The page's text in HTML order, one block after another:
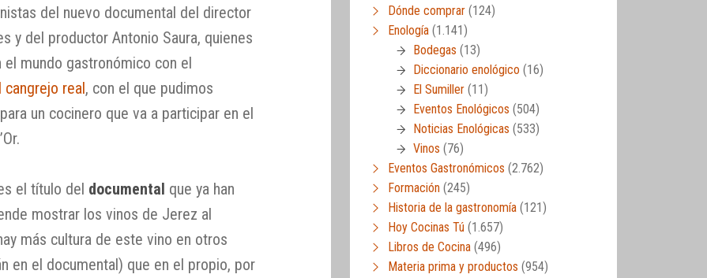
del nuevo documental del director
y del productor Antonio Saura, quienes
mundo gastronómico con el
cangrejo real, con el que pudimos
un cocinero que va a participar en el
el título del documental que ya han
mostrar los vinos de Jerez al
más cultura de este vino en otros
en el documental) que en el propio, por
Dónde comprar (124)
Enología (1.141)
Bodegas (13)
Diccionario enológico (16)
El Sumiller (11)
Eventos Enológicos (504)
Noticias Enológicas (533)
Vinos (76)
Eventos Gastronómicos (2.762)
Formación (245)
Historia de la gastronomía (121)
Hoy Cocinas Tú (1.657)
Libros de Cocina (496)
Materia prima y productos (954)